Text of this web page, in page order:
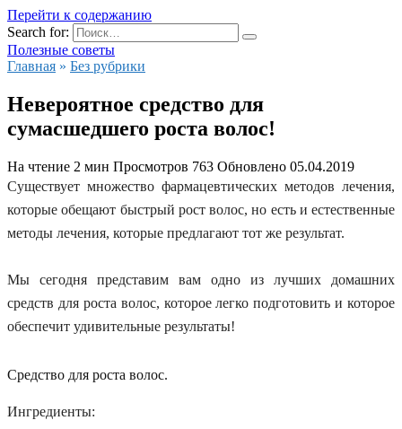
Перейти к содержанию
Search for:
Полезные советы
Главная » Без рубрики
Невероятное средство для
сумасшедшего роста волос!
На чтение 2 мин Просмотров 763 Обновлено 05.04.2019
Существует множество фармацевтических методов лечения,
которые обещают быстрый рост волос, но есть и естественные
методы лечения, которые предлагают тот же результат.
Мы сегодня представим вам одно из лучших домашних
средств для роста волос, которое легко подготовить и которое
обеспечит удивительные результаты!
Средство для роста волос.
Ингредиенты: